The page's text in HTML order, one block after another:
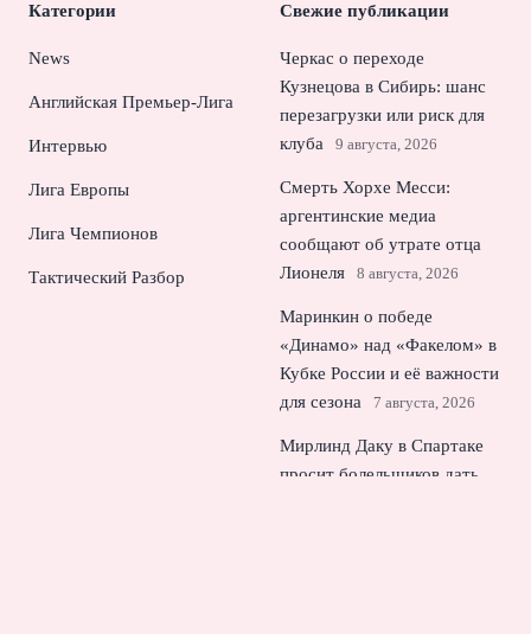
Категории
News
Английская Премьер-Лига
Интервью
Лига Европы
Лига Чемпионов
Тактический Разбор
Свежие публикации
Черкас о переходе
Кузнецова в Сибирь: шанс
перезагрузки или риск для
клуба
9 августа, 2026
Смерть Хорхе Месси:
аргентинские медиа
сообщают об утрате отца
Лионеля
8 августа, 2026
Маринкин о победе
«Динамо» над «Факелом» в
Кубке России и её важности
для сезона
7 августа, 2026
Мирлинд Даку в Спартаке
просит болельщиков дать